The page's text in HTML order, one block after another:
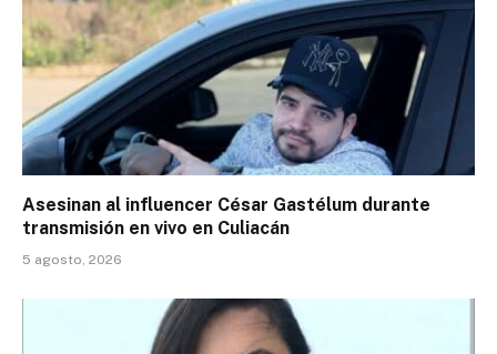
Asesinan al influencer César Gastélum durante
transmisión en vivo en Culiacán
5 agosto, 2026